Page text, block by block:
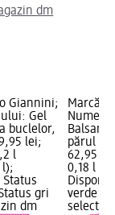
dm
Giannini;
Gel
buclelor,
lei;
l
l);
gri
dm
Marcă:
Numele
Balsam
părul
62,95
0,18 l
verde